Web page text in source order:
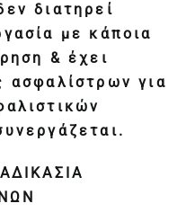
διατηρεί
με κάποια
& έχει
ασφαλίστρων για